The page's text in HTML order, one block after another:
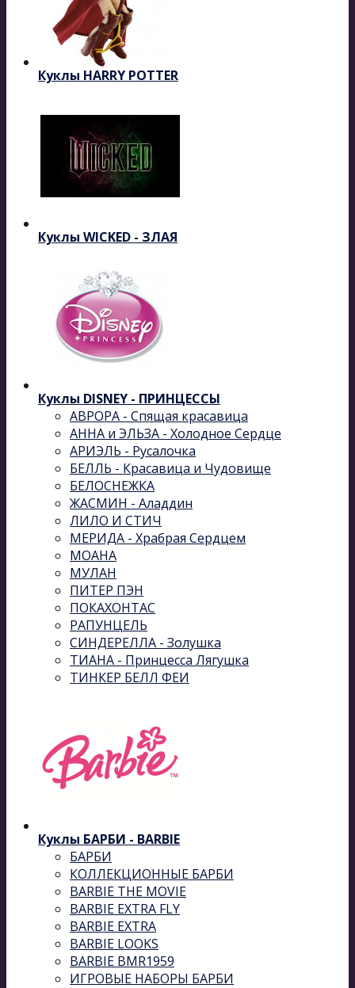
Куклы HARRY POTTER
Куклы WICKED - ЗЛАЯ
Куклы DISNEY - ПРИНЦЕССЫ
АВРОРА - Спящая красавица
АННА и ЭЛЬЗА - Холодное Сердце
АРИЭЛЬ - Русалочка
БЕЛЛЬ - Красавица и Чудовище
БЕЛОСНЕЖКА
ЖАСМИН - Аладдин
ЛИЛО И СТИЧ
МЕРИДА - Храбрая Сердцем
МОАНА
МУЛАН
ПИТЕР ПЭН
ПОКАХОНТАС
РАПУНЦЕЛЬ
СИНДЕРЕЛЛА - Золушка
ТИАНА - Принцесса Лягушка
ТИНКЕР БЕЛЛ ФЕИ
Куклы БАРБИ - BARBIE
БАРБИ
КОЛЛЕКЦИОННЫЕ БАРБИ
BARBIE THE MOVIE
BARBIE EXTRA FLY
BARBIE EXTRA
BARBIE LOOKS
BARBIE BMR1959
ИГРОВЫЕ НАБОРЫ БАРБИ